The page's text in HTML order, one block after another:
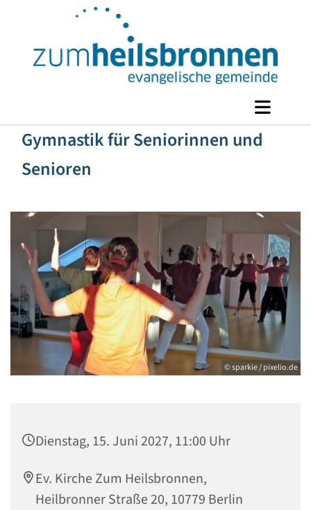
Gymnastik für Seniorinnen und
Senioren
© sparkie / pixelio.de
Dienstag, 15. Juni 2027, 11:00 Uhr
Ev. Kirche Zum Heilsbronnen,
Heilbronner Straße 20, 10779 Berlin